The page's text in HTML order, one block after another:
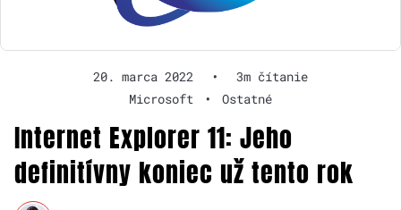
20. marca 2022 •
3m čítanie
Microsoft
• Ostatné
Internet Explorer 11: Jeho
definitívny koniec už tento rok